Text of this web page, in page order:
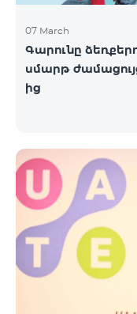
07 March
Գարունը
սմարթ
ից